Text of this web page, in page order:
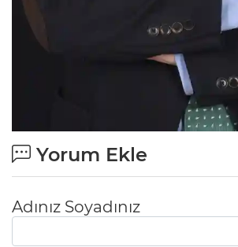
Yorum Ekle
Adınız Soyadınız